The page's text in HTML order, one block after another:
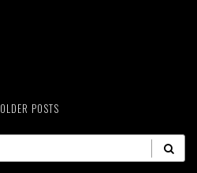
OLDER POSTS